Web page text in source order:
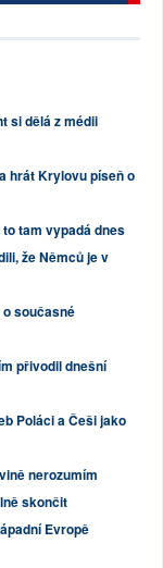
si dělá z médii
hrát Krylovu píseň o
tam vypadá dnes
že Němců je v
o současné
přivodil dnešní
Poláci a Češi jako
nerozumím
skončit
Evropě